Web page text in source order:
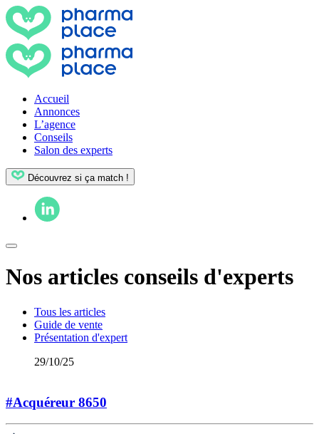
Accueil
Annonces
L’agence
Conseils
Salon des experts
Découvrez si ça match !
Nos articles conseils d'experts
Tous les articles
Guide de vente
Présentation d'expert
29/10/25
#Acquéreur 8650